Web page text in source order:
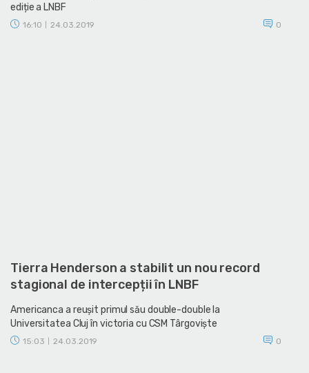
ediție a LNBF
16:10 24.03.2019 0
Tierra Henderson a stabilit un nou record
stagional de intercepții în LNBF
Americanca a reușit primul său double-double la
Universitatea Cluj în victoria cu CSM Târgoviște
15:03 24.03.2019 0